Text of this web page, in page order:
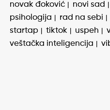
novak đoković
novi sad
psihologija
rad na sebi
startap
tiktok uspeh
veštačka inteligencija